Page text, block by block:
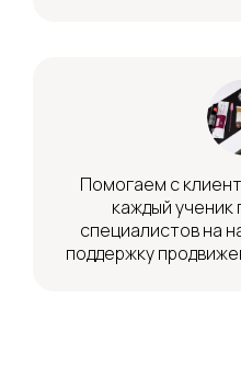
Помогаем с
каждый ученик
специалистов на
поддержку